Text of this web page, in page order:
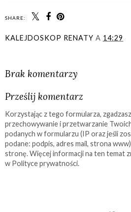
SHARE:
KALEJDOSKOP RENATY A 14:29
Brak komentarzy
Prześlij komentarz
Korzystając z tego formularza,
przechowywanie i przetwarzanie
podanych w formularzu (IP oraz jeśli
podane: podpis, adres mail, strona
stronę. Więcej informacji na ten temat
w Polityce prywatności.